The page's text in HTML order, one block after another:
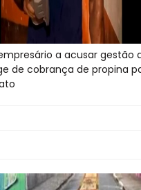
a acusar gestão
de cobrança de propina